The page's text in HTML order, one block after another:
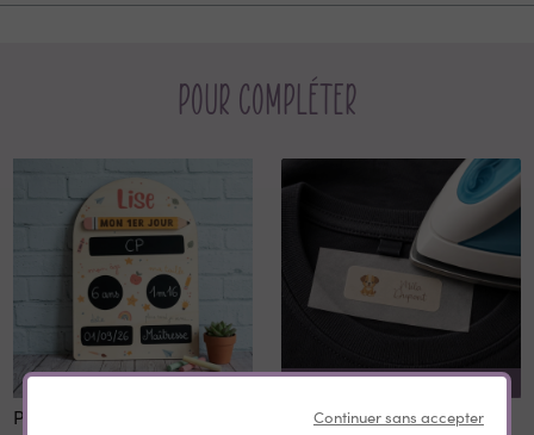
Pour compléter
Panneau 1er et dernier jour
Etiquettes vêtement
Continuer sans accepter